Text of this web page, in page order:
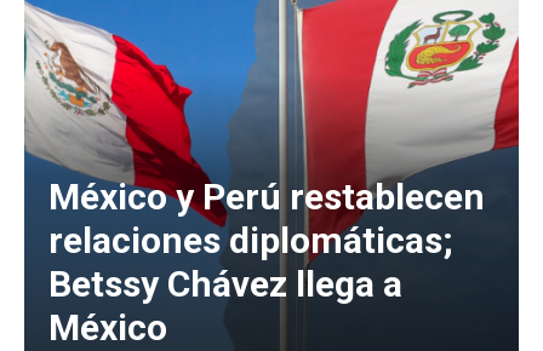
México y Perú restablecen
relaciones diplomáticas;
Betssy Chávez llega a
México